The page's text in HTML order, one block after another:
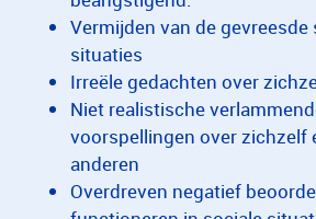
Vermijden van de gevreesde
situaties
Irreële gedachten over
Niet realistische
voorspellingen over zichzelf
anderen
Overdreven negatief